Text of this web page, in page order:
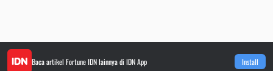
Baca artikel Fortune IDNlainnya di IDN App Install